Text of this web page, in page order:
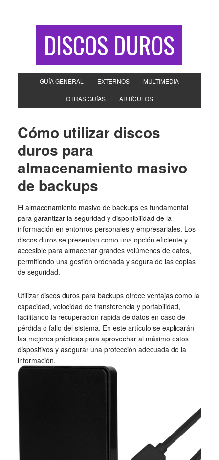
DISCOS DUROS
GUÍA GENERAL EXTERNOS MULTIMEDIA
OTRAS GUÍAS ARTÍCULOS
Cómo utilizar discos
duros para
almacenamiento masivo
de backups
El almacenamiento masivo de backups es fundamental
para garantizar la seguridad y disponibilidad de la
información en entornos personales y empresariales. Los
discos duros se presentan como una opción eficiente y
accesible para almacenar grandes volúmenes de datos,
permitiendo una gestión ordenada y segura de las copias
de seguridad.
Utilizar discos duros para backups ofrece ventajas como la
capacidad, velocidad de transferencia y portabilidad,
facilitando la recuperación rápida de datos en caso de
pérdida o fallo del sistema. En este artículo se explicarán
las mejores prácticas para aprovechar al máximo estos
dispositivos y asegurar una protección adecuada de la
información.